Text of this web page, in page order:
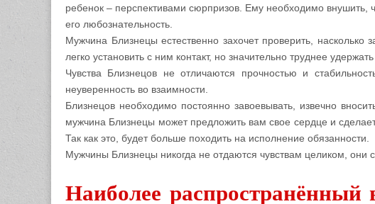
ребенок – перспективами сюрпризов. Ему необходимо внушить,
его любознательность.
Мужчина Близнецы естественно захочет проверить, насколько
легко установить с ним контакт, но значительно труднее удержать
Чувства Близнецов не отличаются прочностью и
неуверенность во взаимности.
Близнецов необходимо постоянно завоевывать, извечно
мужчина Близнецы может предложить вам свое сердце и
Так как это, будет больше походить на исполнение обязанности.
Мужчины Близнецы никогда не отдаются чувствам целиком, они
Наиболее